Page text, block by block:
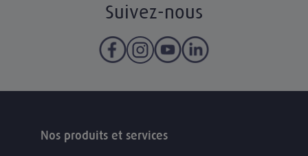
Suivez-nous
Nos produits et services